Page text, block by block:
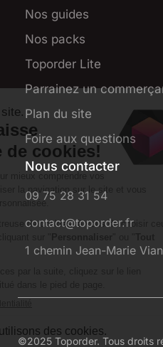
Nos guides
Nos packs
Toporder Lite
Parrainez un
Plan du site
Foire aux questions
Nous contacter
09 75 28 31 54
contact@toporder.fr
1 chemin Jean-Marie
©2025 Toporder. Tous droits